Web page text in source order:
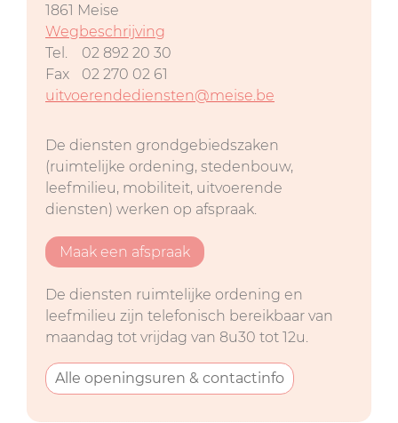
1861 Meise
Wegbeschrijving
Tel.
02 892 20 30
Fax
02 270 02 61
uitvoerendediensten@meise.be
De diensten grondgebiedszaken
(ruimtelijke ordening, stedenbouw,
leefmilieu, mobiliteit, uitvoerende
diensten) werken op afspraak.
Maak een afspraak
De diensten ruimtelijke ordening en
leefmilieu zijn telefonisch bereikbaar van
maandag tot vrijdag van 8u30 tot 12u.
Alle openingsuren & contactinfo